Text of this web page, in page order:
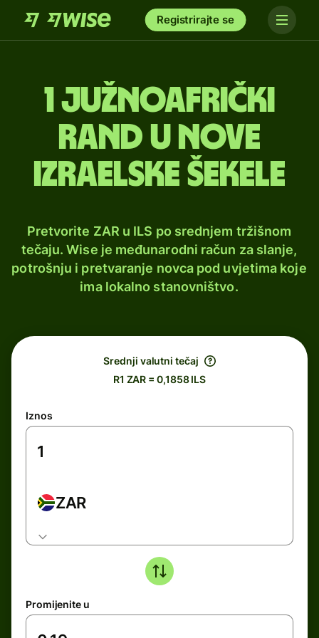
Registrirajte se
1 južnoafrički
rand u nove
izraelske šekele
Pretvorite ZAR u ILS po srednjem tržišnom
tečaju. Wise je međunarodni račun za slanje,
potrošnju i pretvaranje novca pod uvjetima koje
ima lokalno stanovništvo.
Srednji valutni tečaj
R1 ZAR = 0,1858 ILS
Iznos
ZAR
Promijenite u